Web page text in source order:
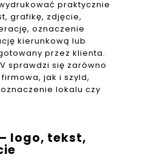
praktycznie
grafikę, zdjęcie,
oznaczenie
kierunkową lub
przez klienta.
sprawdzi się zarówno
jak i szyld,
lokalu czy
logo, tekst,